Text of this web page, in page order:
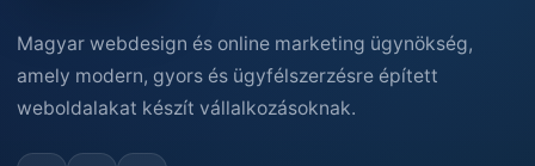
Magyar webdesign és online marketing ügynökség,
amely modern, gyors és ügyfélszerzésre épített
weboldalakat készít vállalkozásoknak.